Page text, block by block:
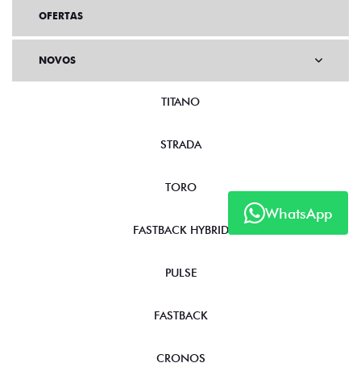
WhatsApp
OFERTAS
NOVOS
TITANO
STRADA
TORO
FASTBACK HYBRID
PULSE
FASTBACK
CRONOS